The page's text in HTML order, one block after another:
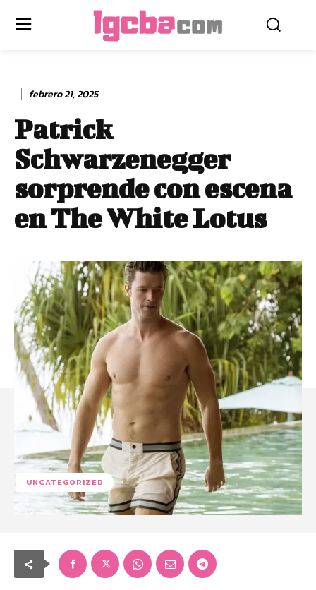
febrero 21, 2025
Patrick
Schwarzenegger
sorprende con escena
en The White Lotus
UNCATEGORIZED